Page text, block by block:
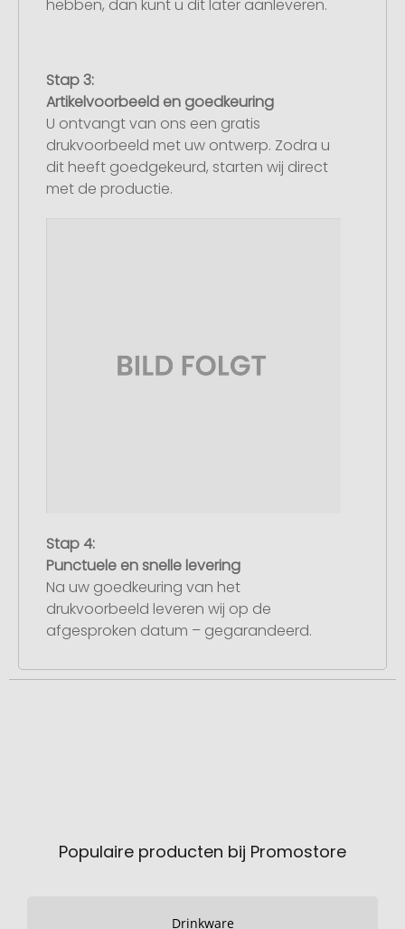
hebben, dan kunt u dit later aanleveren.
Stap 3:
Artikelvoorbeeld en goedkeuring
U ontvangt van ons een gratis
drukvoorbeeld met uw ontwerp. Zodra u
dit heeft goedgekeurd, starten wij direct
met de productie.
Stap 4:
Punctuele en snelle levering
Na uw goedkeuring van het
drukvoorbeeld leveren wij op de
afgesproken datum – gegarandeerd.
Populaire producten bij Promostore
Drinkware